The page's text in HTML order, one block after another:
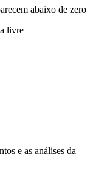
abaixo de zero
livre
e as análises da